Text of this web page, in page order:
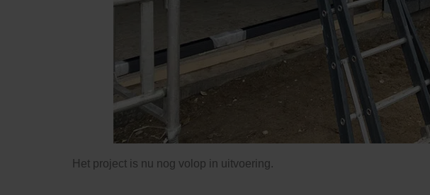
Het project is nu nog volop in uitvoering.